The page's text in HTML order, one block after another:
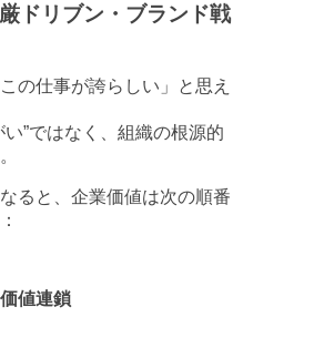
ドリブン・ブランド戦
の仕事が誇らしい」と思え
い”ではなく、組織の根源的
ると、企業価値は次の順番
値連鎖